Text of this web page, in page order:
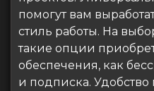
помогут вам
стиль работы. На
такие опции
обеспечения, как
и подписка. Удобство